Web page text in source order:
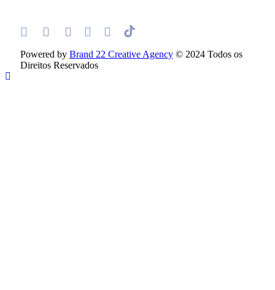
Powered by Brand 22 Creative Agency © 2024 Todos os
Direitos Reservados